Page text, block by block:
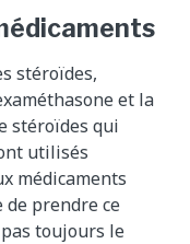
stéroïdes,
et la
stéroïdes qui
utilisés
médicaments
prendre ce
pas toujours le